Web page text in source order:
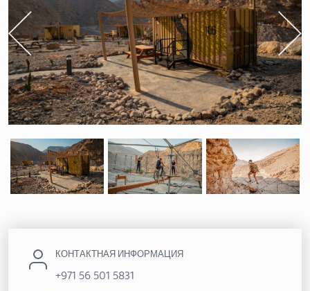
Previous
КОНТАКТНАЯ ИНФОРМАЦИЯ
+971 56 501 5831